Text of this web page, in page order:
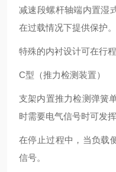
减速段螺杆轴端内置湿
在过载情况下提供保护。
特殊的内衬设计可在行
C型（推力检测装置）
支架内置推力检测弹簧
时需要电气信号时可发挥
在停止过程中，当负载
信号。